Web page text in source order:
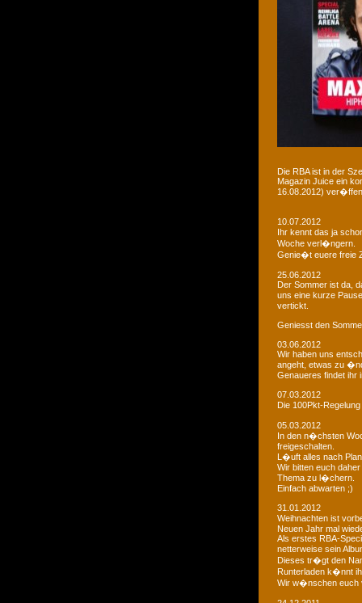
Die RBA ist in der
Magazin Juice ein
16.08.2012)
10.07.2012
Ihr kennt das ja
Woche verl�ngern.
Genie�t euere freie
25.06.2012
Der Sommer ist da,
uns eine kurze
vertickt.
Geniesst den
03.06.2012
Wir haben uns
angeht, etwas zu
Genaueres findet ihr
07.03.2012
Die 100Pkt-
05.03.2012
In den n�chsten
freigeschalten.
L�uft alles nach
Wir bitten euch
Thema zu l�chern.
Einfach abwarten ;)
31.01.2012
Weihnachten ist
Neuen Jahr mal
Als erstes RBA-
netterweise sein
Dieses tr�gt den
Runterladen k�nnt
Wir w�nschen